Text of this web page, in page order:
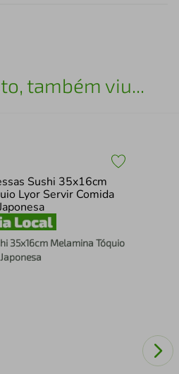
também viu...
35x16cm Melamina Tóquio